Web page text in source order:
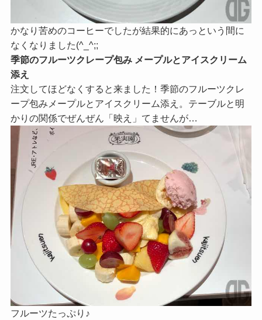
かなり苦めのコーヒーでしたが結果的にあっという間に
なくなりました(^_^;;
季節のフルーツクレープ包み メープルとアイスクリーム
添え
注文してほどなくすると来ました！季節のフルーツクレ
ープ包みメープルとアイスクリーム添え。テーブルと明
かりの関係でぜんぜん「映え」てませんが…
フルーツたっぷり♪